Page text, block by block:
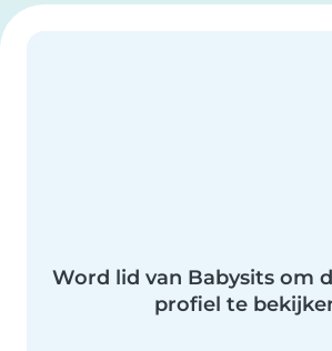
Word lid van Babysits om
profiel te